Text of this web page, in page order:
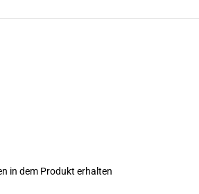
in dem Produkt erhalten